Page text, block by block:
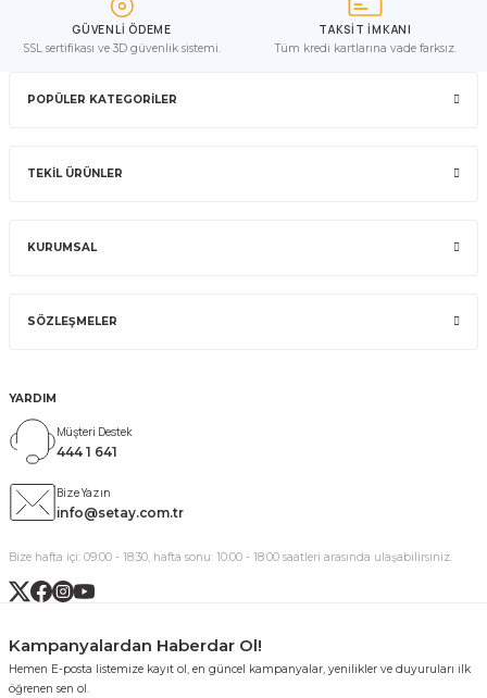
GÜVENLİ ÖDEME
SSL sertifikası ve 3D güvenlik sistemi.
TAKSİT İMKANI
Tüm kredi kartlarına vade farksız.
POPÜLER KATEGORİLER
TEKİL ÜRÜNLER
KURUMSAL
SÖZLEŞMELER
YARDIM
Müşteri Destek
444 1 641
Bize Yazın
info@setay.com.tr
Bize hafta içi: 09:00 - 18:30, hafta sonu: 10:00 - 18:00 saatleri arasında ulaşabilirsiniz.
Kampanyalardan Haberdar Ol!
Hemen E-posta listemize kayıt ol, en güncel kampanyalar, yenilikler ve duyuruları ilk
öğrenen sen ol.